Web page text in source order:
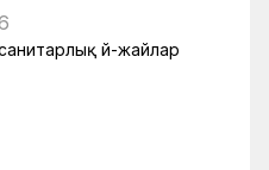
үй-жайлар